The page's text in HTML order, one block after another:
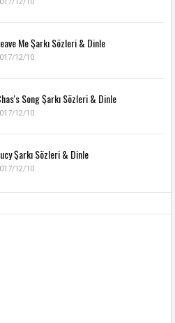
Me Şarkı Sözleri & Dinle
12/10
Song Şarkı Sözleri & Dinle
12/10
Şarkı Sözleri & Dinle
12/10